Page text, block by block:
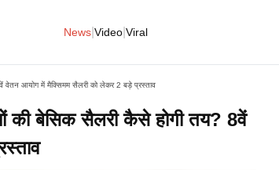
News Video Viral
वेतन आयोग में मैक्सिमम सैलरी को लेकर 2 बड़े प्रस्ताव
की बेसिक सैलरी कैसे होगी तय? 8वें